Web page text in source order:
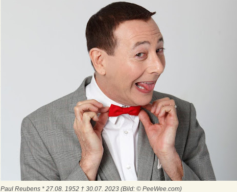
Paul Reubens * 27.08. 1952 † 30.07. 2023 (Bild: © PeeWee.com)